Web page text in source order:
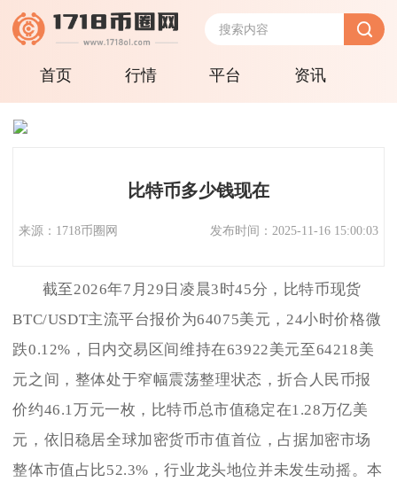
首页 行情 平台 资讯
比特币多少钱现在
来源：1718币圈网 发布时间：2025-11-16 15:00:03
截至2026年7月29日凌晨3时45分，比特币现货
BTC/USDT主流平台报价为64075美元，24小时价格微
跌0.12%，日内交易区间维持在63922美元至64218美
元之间，整体处于窄幅震荡整理状态，折合人民币报
价约46.1万元一枚，比特币总市值稳定在1.28万亿美
元，依旧稳居全球加密货币市值首位，占据加密市场
整体市值占比52.3%，行业龙头地位并未发生动摇。本